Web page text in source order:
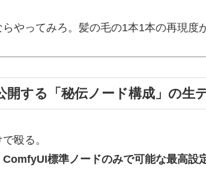
やってみろ。髪の毛の1本1本の再現度
開する「秘伝ノード構成」の生
殴る。
ComfyUI標準ノードのみで可能な最高設